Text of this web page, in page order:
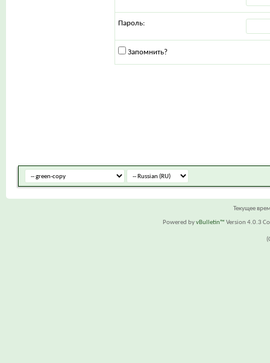
Пароль:
Запомнить?
Текущее
Powered byvBulletin™ Version 4.0.3